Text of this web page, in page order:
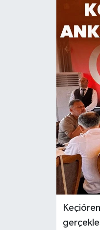
MERKEZ
RESMİ İLANLAR
SİYASET
SOLHAN
YAYLADERE